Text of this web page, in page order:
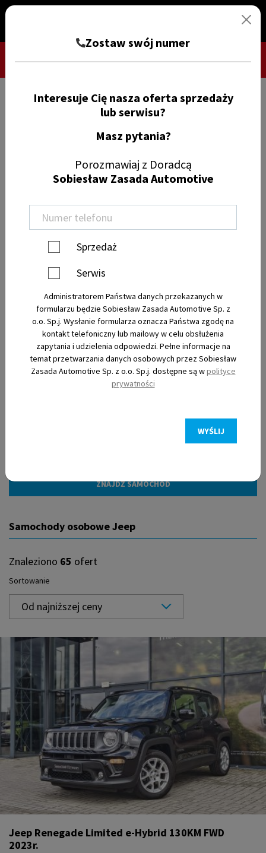
TRYB CIEMNY ZGŁOŚ SZKODĘ
Jeep (65)
Model
Nowe
Używane
Elektryczne
Samochody osobowe Jeep
Znaleziono 65 ofert
Sortowanie
Od najniższej ceny
Jeep Renegade Limited e-Hybrid 130KM FWD
2023r.
Zostaw swój numer
Interesuje Cię nasza oferta sprzedaży
lub serwisu?
Masz pytania?
Porozmawiaj z Doradcą
Sobiesław Zasada Automotive
Sprzedaż
Serwis
Administratorem Państwa danych przekazanych w
formularzu będzie Sobiesław Zasada Automotive Sp. z
o.o. Sp.j. Wysłanie formularza oznacza Państwa zgodę na
kontakt telefoniczny lub mailowy w celu obsłużenia
zapytania i udzielenia odpowiedzi. Pełne informacje na
temat przetwarzania danych osobowych przez Sobiesław
Zasada Automotive Sp. z o.o. Sp.j. dostępne są wpolityce
prywatności
WYŚLIJ